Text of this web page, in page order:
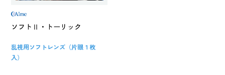
ソフトⅡ・トーリック
乱視用ソフトレンズ（片眼１枚
入）